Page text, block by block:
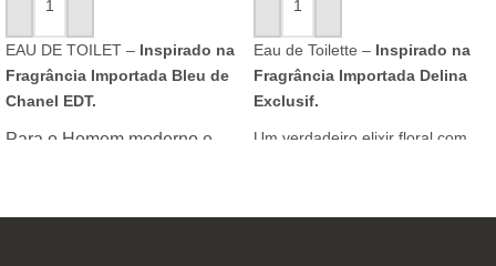
ADICIONAR AO CARRINHO
EAU DE TOILET – Inspirado na
Fragrância Importada Bleu de
Chanel EDT.
Para o Homem moderno e
inovar sempre, provocando
ADICIONAR AO CARRINHO
Eau de Toilette – Inspirado na
Fragrância Importada Delina
Exclusif.
Um verdadeiro elixir floral com